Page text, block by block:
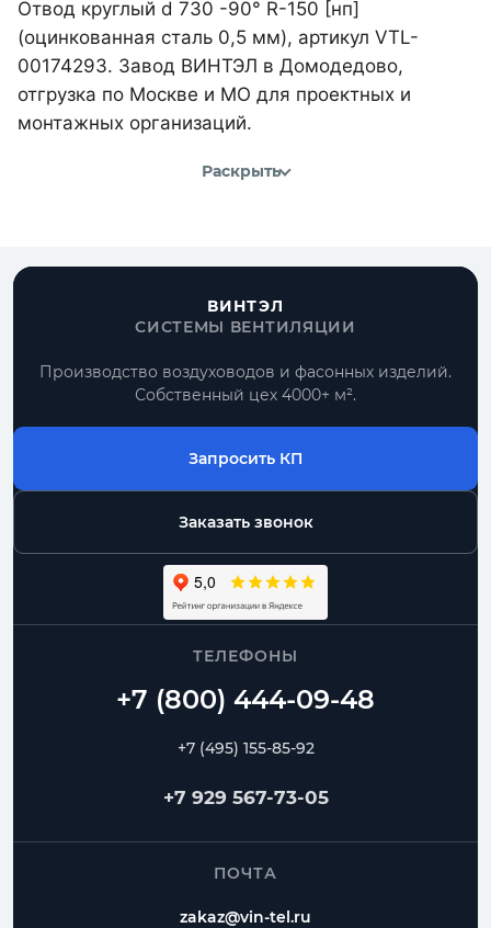
Отвод круглый d 730 -90° R-150 [нп]
(оцинкованная сталь 0,5 мм), артикул VTL-
00174293. Завод ВИНТЭЛ в Домодедово,
отгрузка по Москве и МО для проектных и
монтажных организаций.
Раскрыть
ВИНТЭЛ
СИСТЕМЫ ВЕНТИЛЯЦИИ
Производство воздуховодов и фасонных изделий.
Собственный цех 4000+ м².
Запросить КП
Заказать звонок
ТЕЛЕФОНЫ
+7 (495) 155-85-92
+7 929 567-73-05
ПОЧТА
zakaz@vin-tel.ru